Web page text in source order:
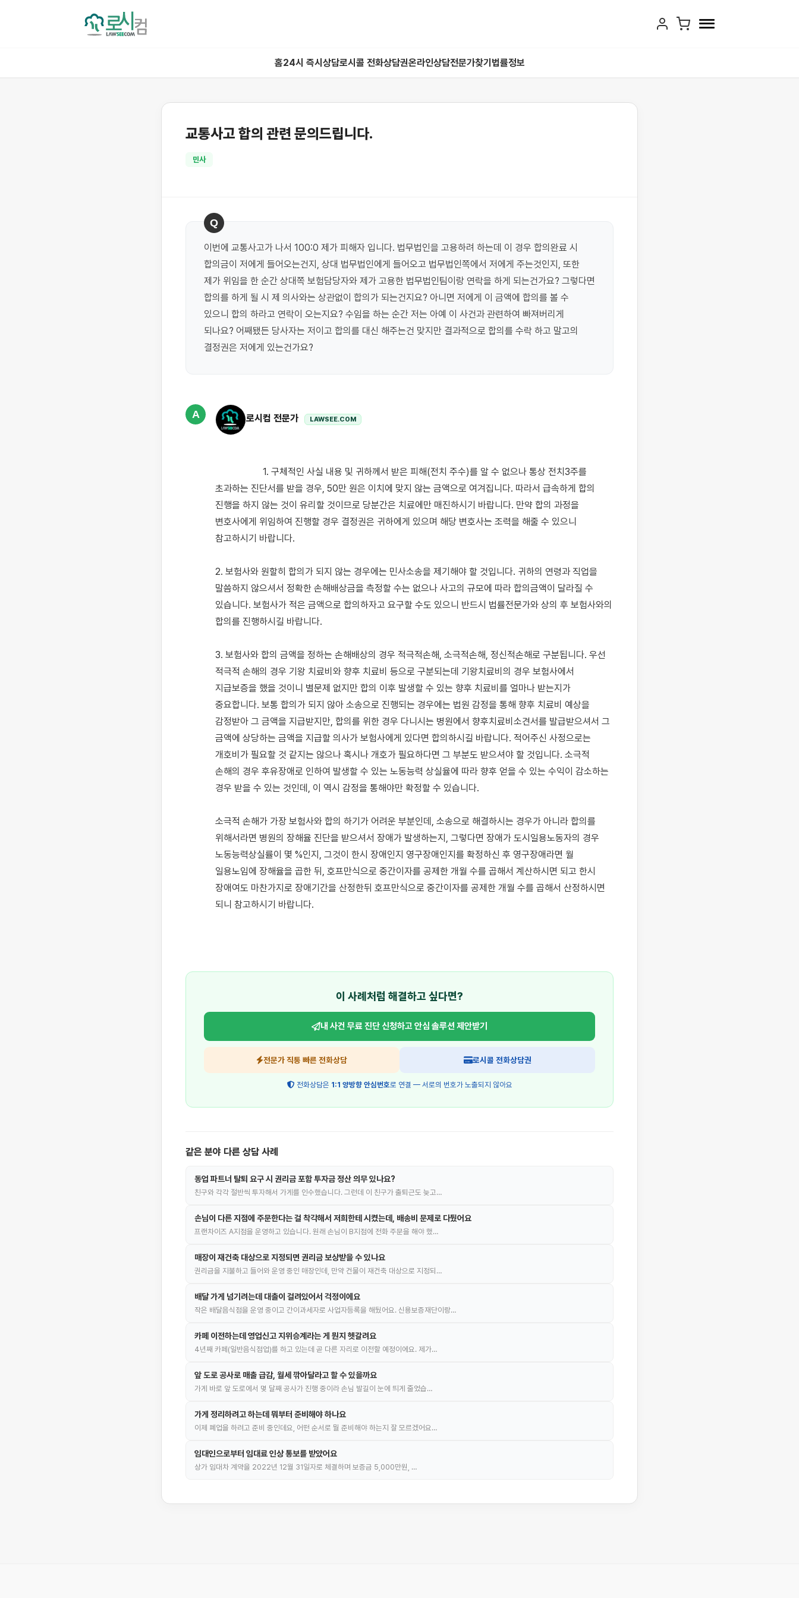
홈24시 즉시상담로시콜 전화상담권온라인상담전문가찾기 법률정보
교통사고 합의 관련 문의드립니다.
민사
Q
이번에 교통사고가 나서 100:0 제가 피해자 입니다. 법무법인을 고용하려 하는데 이 경우 합의완료 시
합의금이 저에게 들어오는건지, 상대 법무법인에게 들어오고 법무법인쪽에서 저에게 주는것인지, 또한
제가 위임을 한 순간 상대쪽 보험담당자와 제가 고용한 법무법인팀이랑 연락을 하게 되는건가요? 그렇다면
합의를 하게 될 시 제 의사와는 상관없이 합의가 되는건지요? 아니면 저에게 이 금액에 합의를 볼 수
있으니 합의 하라고 연락이 오는지요? 수임을 하는 순간 저는 아예 이 사건과 관련하여 빠져버리게
되나요? 어째됐든 당사자는 저이고 합의를 대신 해주는건 맞지만 결과적으로 합의를 수락 하고 말고의
결정권은 저에게 있는건가요?
A 로시컴 전문가 LAWSEE.COM
초과하는 진단서를 받을 경우, 50만 원은 이치에 맞지 않는 금액으로 여겨집니다. 따라서 급속하게 합의
진행을 하지 않는 것이 유리할 것이므로 당분간은 치료에만 매진하시기 바랍니다. 만약 합의 과정을
변호사에게 위임하여 진행할 경우 결정권은 귀하에게 있으며 해당 변호사는 조력을 해줄 수 있으니
참고하시기 바랍니다.
2. 보험사와 원할히 합의가 되지 않는 경우에는 민사소송을 제기해야 할 것입니다. 귀하의 연령과 직업을
말씀하지 않으셔서 정확한 손해배상금을 측정할 수는 없으나 사고의 규모에 따라 합의금액이 달라질 수
있습니다. 보험사가 적은 금액으로 합의하자고 요구할 수도 있으니 반드시 법률전문가와 상의 후 보험사와의
합의를 진행하시길 바랍니다.
3. 보험사와 합의 금액을 정하는 손해배상의 경우 적극적손해, 소극적손해, 정신적손해로 구분됩니다. 우선
적극적 손해의 경우 기왕 치료비와 향후 치료비 등으로 구분되는데 기왕치료비의 경우 보험사에서
지급보증을 했을 것이니 별문제 없지만 합의 이후 발생할 수 있는 향후 치료비를 얼마나 받는지가
중요합니다. 보통 합의가 되지 않아 소송으로 진행되는 경우에는 법원 감정을 통해 향후 치료비 예상을
감정받아 그 금액을 지급받지만, 합의를 위한 경우 다니시는 병원에서 향후치료비소견서를 발급받으셔서 그
금액에 상당하는 금액을 지급할 의사가 보험사에게 있다면 합의하시길 바랍니다. 적어주신 사정으로는
개호비가 필요할 것 같지는 않으나 혹시나 개호가 필요하다면 그 부분도 받으셔야 할 것입니다. 소극적
손해의 경우 후유장애로 인하여 발생할 수 있는 노동능력 상실율에 따라 향후 얻을 수 있는 수익이 감소하는
경우 받을 수 있는 것인데, 이 역시 감정을 통해야만 확정할 수 있습니다.
소극적 손해가 가장 보험사와 합의 하기가 어려운 부분인데, 소송으로 해결하시는 경우가 아니라 합의를
위해서라면 병원의 장해율 진단을 받으셔서 장애가 발생하는지, 그렇다면 장애가 도시일용노동자의 경우
노동능력상실률이 몇 %인지, 그것이 한시 장애인지 영구장애인지를 확정하신 후 영구장애라면 월
일용노임에 장해율을 곱한 뒤, 호프만식으로 중간이자를 공제한 개월 수를 곱해서 계산하시면 되고 한시
장애여도 마찬가지로 장애기간을 산정한뒤 호프만식으로 중간이자를 공제한 개월 수를 곱해서 산정하시면
되니 참고하시기 바랍니다.
이 사례처럼 해결하고 싶다면?
내 사건 무료 진단 신청하고안심 솔루션 제안받기
전문가 직통 빠른 전화상담 로시콜 전화상담권
전화상담은 1:1 양방향 안심번호로 연결 — 서로의 번호가 노출되지 않아요
같은 분야 다른 상담 사례
동업 파트너 탈퇴 요구 시 권리금 포함 투자금 정산 의무 있나요?
친구와 각각 절반씩 투자해서 가게를 인수했습니다. 그런데 이 친구가 출퇴근도 늦고…
손님이 다른 지점에 주문한다는 걸 착각해서 저희한테 시켰는데, 배송비 문제로 다퉜어요
프랜차이즈 A지점을 운영하고 있습니다. 원래 손님이 B지점에 전화 주문을 해야 했…
매장이 재건축 대상으로 지정되면 권리금 보상받을 수 있나요
권리금을 지불하고 들어와 운영 중인 매장인데, 만약 건물이 재건축 대상으로 지정되…
배달 가게 넘기려는데 대출이 걸려있어서 걱정이에요
작은 배달음식점을 운영 중이고 간이과세자로 사업자등록을 해뒀어요. 신용보증재단이랑…
카페 이전하는데 영업신고 지위승계라는 게 뭔지 헷갈려요
4년째 카페(일반음식점업)를 하고 있는데 곧 다른 자리로 이전할 예정이에요. 제가…
앞 도로 공사로 매출 급감, 월세 깎아달라고 할 수 있을까요
가게 바로 앞 도로에서 몇 달째 공사가 진행 중이라 손님 발길이 눈에 띄게 줄었습…
가게 정리하려고 하는데 뭐부터 준비해야 하나요
이제 폐업을 하려고 준비 중인데요, 어떤 순서로 뭘 준비해야 하는지 잘 모르겠어요…
임대인으로부터 임대료 인상 통보를 받았어요
상가 임대차 계약을 2022년 12월 31일자로 체결하며 보증금 5,000만원, …